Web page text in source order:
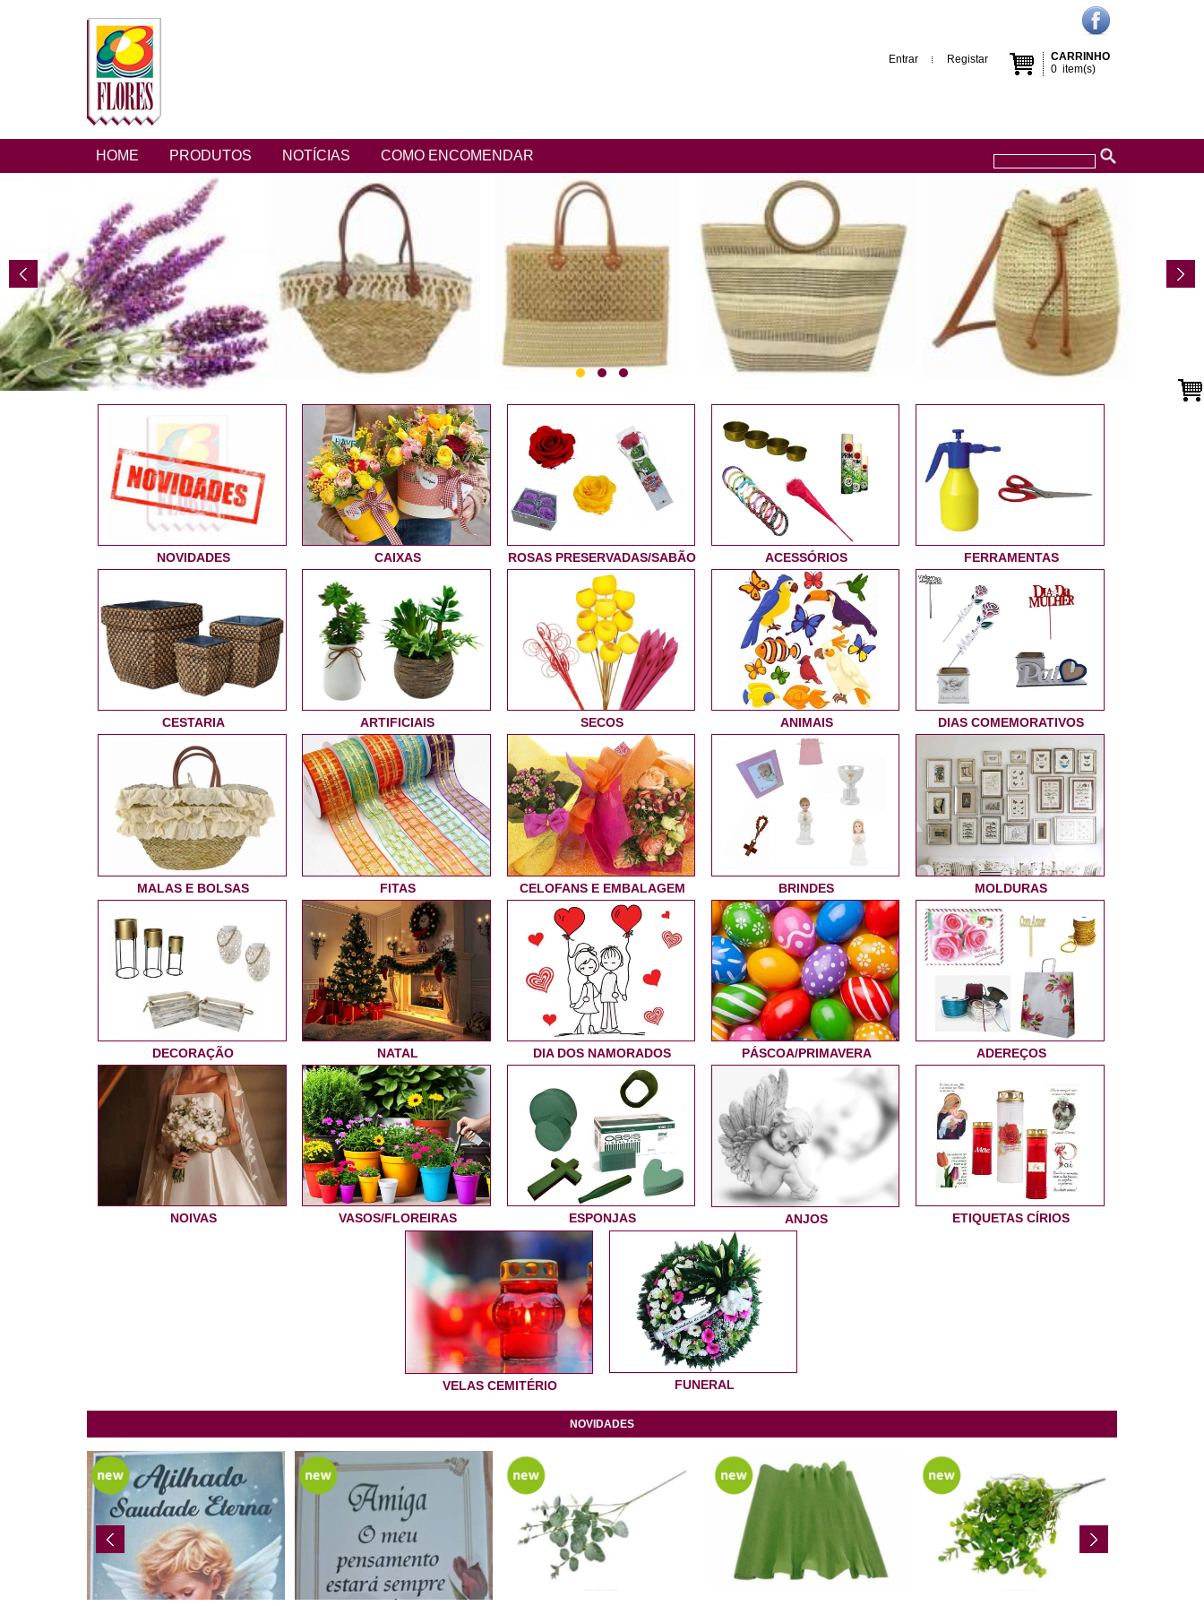
CARRINHO
0 item(s)
Entrar Registar
HOME PRODUTOS NOTÍCIAS COMO ENCOMENDAR
NOVIDADES CAIXAS ROSAS PRESERVADAS/SABÃO ACESSÓRIOS FERRAMENTAS
CESTARIA ARTIFICIAIS SECOS ANIMAIS DIAS COMEMORATIVOS
MALAS E BOLSAS FITAS CELOFANS E EMBALAGEM BRINDES MOLDURAS
DECORAÇÃO NATAL DIA DOS NAMORADOS PÁSCOA/PRIMAVERA ADEREÇOS
NOIVAS VASOS/FLOREIRAS ESPONJAS ANJOS ETIQUETAS CÍRIOS
VELAS CEMITÉRIO FUNERAL
NOVIDADES